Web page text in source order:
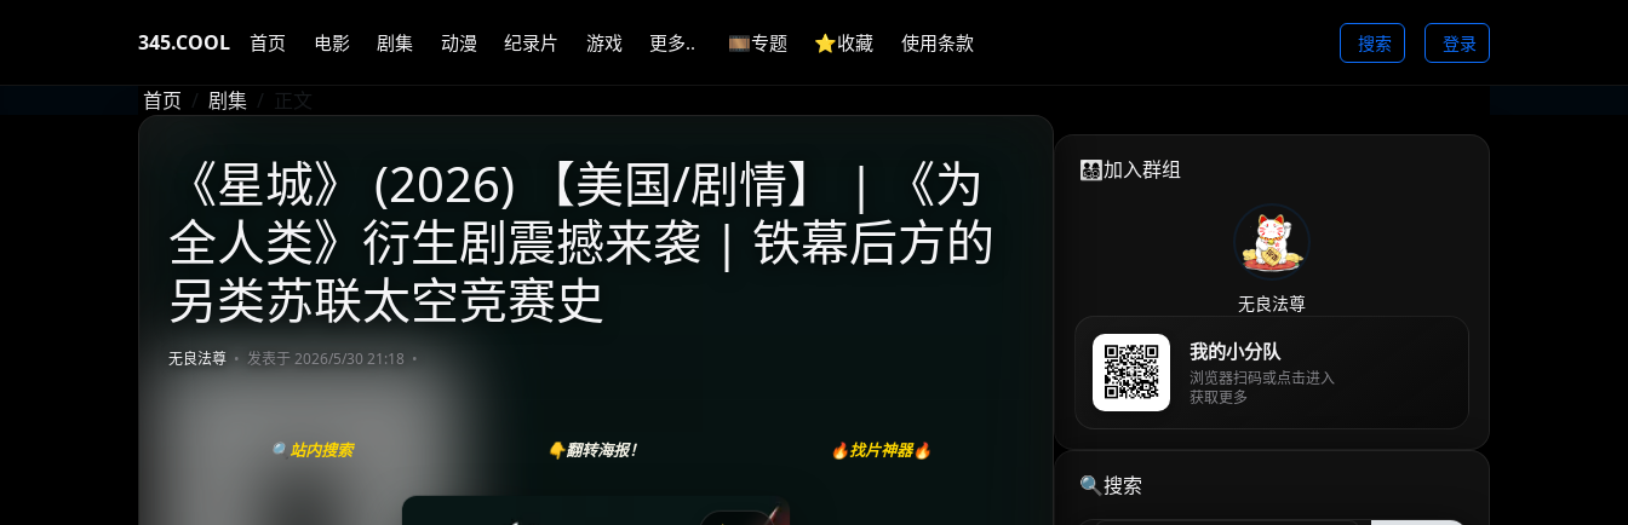
345.COOL 首页 电影 剧集 动漫 纪录片 游戏 更多.. 🎞️专题 ⭐️收藏 使用条款 搜索 登录
首页 剧集 正文
《星城》 (2026) 【美国/剧情】 | 《为
全人类》衍生剧震撼来袭 | 铁幕后方的
另类苏联太空竞赛史
无良法尊 发表于 2026/5/30 21:18
🔍站内搜索 👇翻转海报！ 🔥找片神器🔥
👨‍👩‍👧‍👦加入群组
无良法尊
我的小分队
浏览器扫码或点击进入
获取更多
🔍搜索